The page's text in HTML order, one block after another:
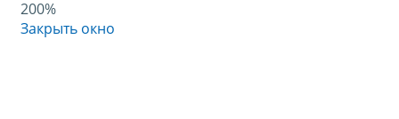
200%
Закрыть окно